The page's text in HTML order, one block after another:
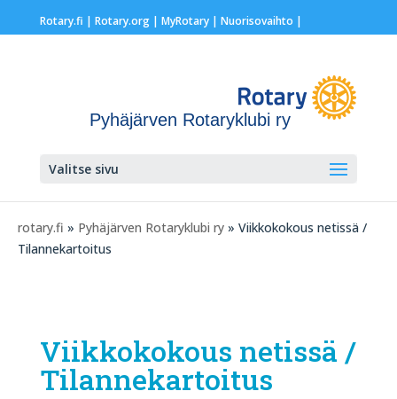
Rotary.fi | Rotary.org| MyRotary | Nuorisovaihto |
Pyhäjärven Rotaryklubi ry
Valitse sivu
rotary.fi » Pyhäjärven Rotaryklubi ry » Viikkokokous netissä /
Tilannekartoitus
Viikkokokous netissä /
Tilannekartoitus